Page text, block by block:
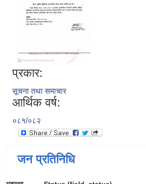
प्रकार:
सूचना तथा समाचार
आर्थिक वर्ष:
०८१/०८२
जन प्रतिनिधि